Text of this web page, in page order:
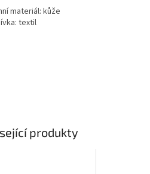
produkty
materiál: kůže
textil